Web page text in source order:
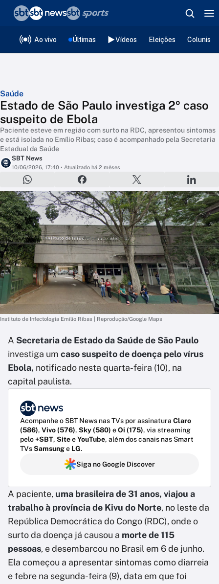
Ao vivo Últimas Vídeos Eleições
Saúde
Estado de São Paulo investiga 2º caso
suspeito de Ebola
Paciente esteve em região com surto na RDC, apresentou sintomas
e está isolada no Emílio Ribas; caso é acompanhado pela Secretaria
Estadual da Saúde
SBT News
10/06/2026, 17:40 • Atualizado há 2 mêses
Instituto de Infectologia Emílio Ribas | Reprodução/Google Maps
A Secretaria de Estado da Saúde de São Paulo
investiga um caso suspeito de doença pelo vírus
Ebola, notificado nesta quarta-feira (10), na
capital paulista.
Acompanhe o SBT News nas TVs por assinatura Claro
(586), Vivo (576), Sky (580) eOi (175), via streaming
pelo+SBT, SiteeYouTube, além dos canais nas Smart
TVsSamsunge LG.
Siga no Google Discover
A paciente, uma brasileira de 31 anos, viajou a
trabalho à província de Kivu do Norte, no leste da
República Democrática do Congo (RDC), onde o
surto da doença já causou a morte de 115
pessoas, e desembarcou no Brasil em 6 de junho.
Ela começou a apresentar sintomas como diarreia
e febre na segunda-feira (9), data em que foi
❮voltar
Editorias